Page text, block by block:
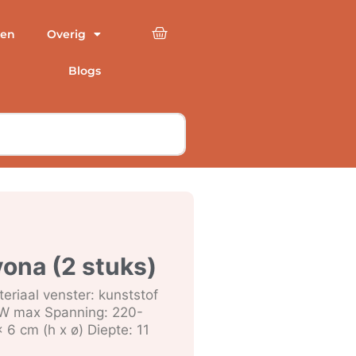
Overig
Blogs
(2 stuks)
venster: kunststof
max Spanning: 220-
cm (h x ø) Diepte: 11